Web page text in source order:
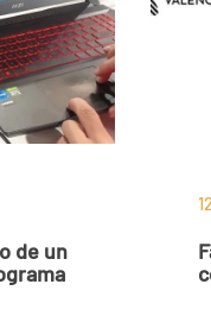
de un